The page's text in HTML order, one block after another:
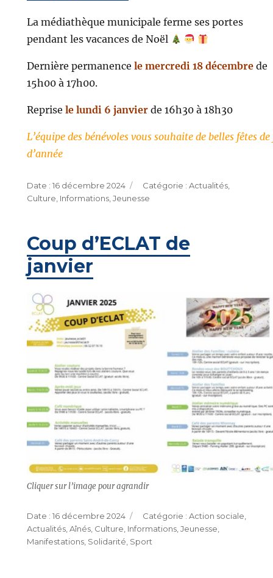
La médiathèque municipale ferme ses portes
pendant les vacances de Noël
Dernière permanence le mercredi 18 décembre de
15h00 à 17h00.
Reprise le lundi 6 janvier de 16h30 à 18h30
L’équipe des bénévoles vous souhaite de belles fêtes
d’année
Publié
le
16 décembre 2024 Catégories
Actualités,
Culture, Informations,Jeunesse
Coup d’ECLAT de
janvier
Cliquer sur l’image pour agrandir
Publié
le
16 décembre 2024 Catégories
Action sociale,
Actualités,Aînés, Culture, Informations,Jeunesse,
Manifestations, Solidarité, Sport